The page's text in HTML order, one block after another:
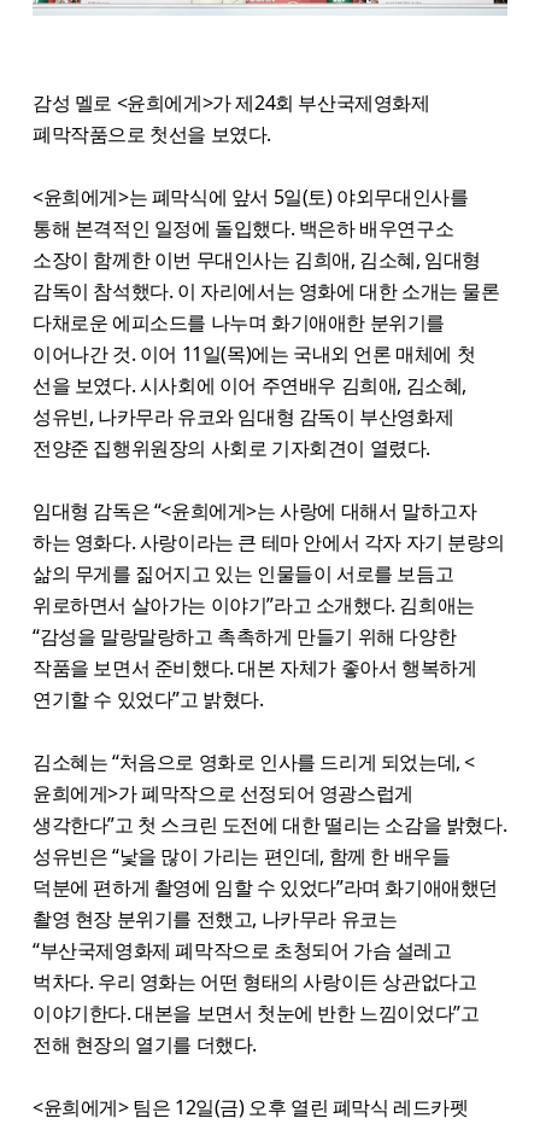
감성 멜로 <윤희에게>가 제24회 부산국제영화제
폐막작품으로 첫선을 보였다.
<윤희에게>는 폐막식에 앞서 5일(토) 야외무대인사를
통해 본격적인 일정에 돌입했다. 백은하 배우연구소
소장이 함께한 이번 무대인사는 김희애, 김소혜, 임대형
감독이 참석했다. 이 자리에서는 영화에 대한 소개는 물론
다채로운 에피소드를 나누며 화기애애한 분위기를
이어나간 것. 이어 11일(목)에는 국내외 언론 매체에 첫
선을 보였다. 시사회에 이어 주연배우 김희애, 김소혜,
성유빈, 나카무라 유코와 임대형 감독이 부산영화제
전양준 집행위원장의 사회로 기자회견이 열렸다.
임대형 감독은 “<윤희에게>는 사랑에 대해서 말하고자
하는 영화다. 사랑이라는 큰 테마 안에서 각자 자기 분량의
삶의 무게를 짊어지고 있는 인물들이 서로를 보듬고
위로하면서 살아가는 이야기”라고 소개했다. 김희애는
“감성을 말랑말랑하고 촉촉하게 만들기 위해 다양한
작품을 보면서 준비했다. 대본 자체가 좋아서 행복하게
연기할 수 있었다”고 밝혔다.
김소혜는 “처음으로 영화로 인사를 드리게 되었는데, <
윤희에게>가 폐막작으로 선정되어 영광스럽게
생각한다”고 첫 스크린 도전에 대한 떨리는 소감을 밝혔다.
성유빈은 “낯을 많이 가리는 편인데, 함께 한 배우들
덕분에 편하게 촬영에 임할 수 있었다”라며 화기애애했던
촬영 현장 분위기를 전했고, 나카무라 유코는
“부산국제영화제 폐막작으로 초청되어 가슴 설레고
벅차다. 우리 영화는 어떤 형태의 사랑이든 상관없다고
이야기한다. 대본을 보면서 첫눈에 반한 느낌이었다”고
전해 현장의 열기를 더했다.
<윤희에게> 팀은 12일(금) 오후 열린 폐막식 레드카펫